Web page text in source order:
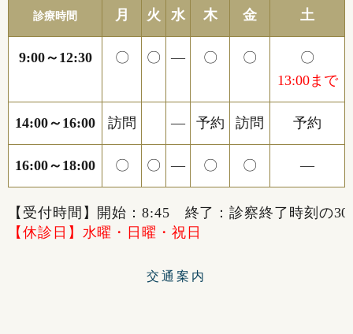
診療時間 月 火 水 木 金 土
9:00～12:30 〇 〇 ― 〇 〇
〇
13:00まで
14:00～16:00 訪問 ― 予約 訪問 予約
16:00～18:00 〇 〇 ― 〇 〇 ―
【受付時間】開始：8:45 終了：診察終了時刻の30
【休診日】水曜・日曜・祝日
交通案内